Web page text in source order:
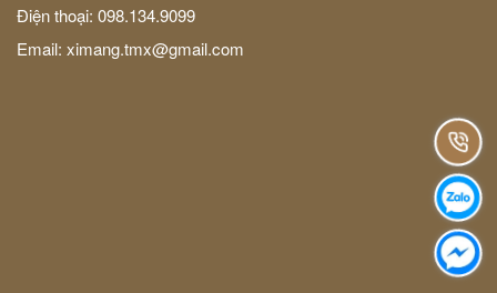
Điện thoại: 098.134.9099
Email: ximang.tmx@gmail.com